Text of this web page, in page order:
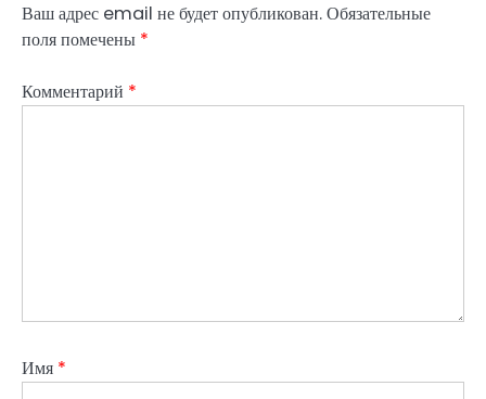
Ваш адрес email не будет опубликован.Обязательные
поля помечены *
Комментарий *
Имя *